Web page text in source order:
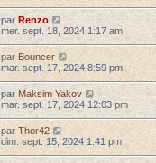
parRenzo
mer. sept. 18, 2024 1:17 am
par Bouncer
mar. sept. 17, 2024 8:59 pm
par Maksim Yakov
mar. sept. 17, 2024 12:03 pm
par Thor42
dim. sept. 15, 2024 1:41 pm